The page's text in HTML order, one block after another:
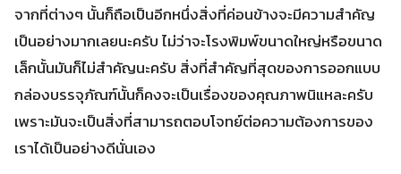
จากที่ต่างๆ นั้นก็ถือเป็นอีกหนึ่งสิ่งที่ค่อนข้างจะมีความสำคัญ
เป็นอย่างมากเลยนะครับ ไม่ว่าจะโรงพิมพ์ขนาดใหญ่หรือขนาด
เล็กนั้นมันก็ไม่สำคัญนะครับ สิ่งที่สำคัญที่สุดของการออกแบบ
กล่องบรรจุภัณฑ์นั้นก็คงจะเป็นเรื่องของคุณภาพนิแหละครับ
เพราะมันจะเป็นสิ่งที่สามารถตอบโจทย์ต่อความต้องการของ
เราได้เป็นอย่างดีนั่นเอง